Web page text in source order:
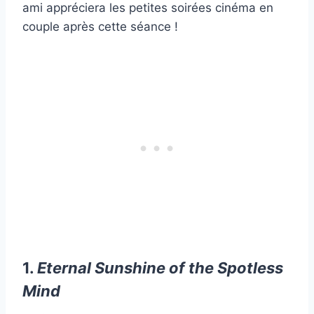
ami appréciera les petites soirées cinéma en
couple après cette séance !
1. Eternal Sunshine of the Spotless
Mind